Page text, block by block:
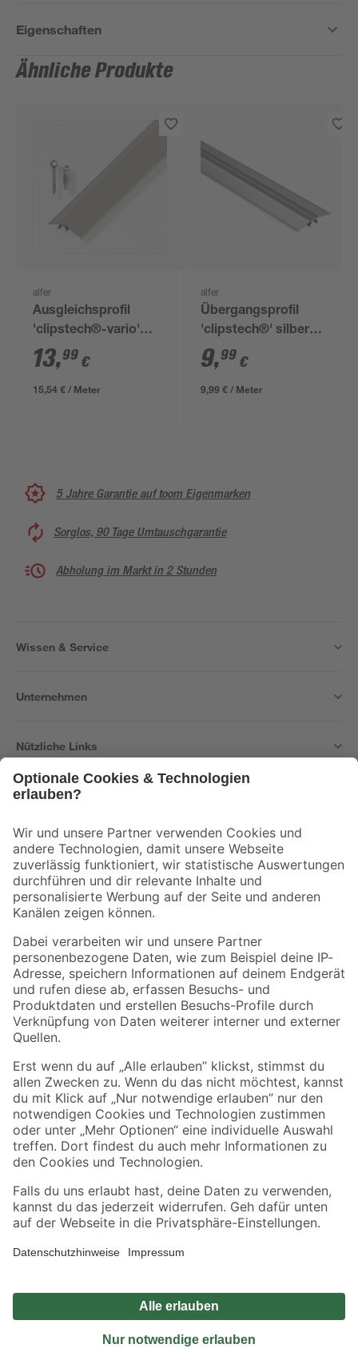
Eigenschaften
Ähnliche Produkte
alfer
Ausgleichsprofil
'clipstech®-vario'
Aluminium titanfarben
900 x 40 mm
13,99 €
15,54 € / Meter
alfer
Übergangsprofil
'clipstech®' silber
1000 x 46 mm
9,99 €
9,99 € / Meter
5 Jahre Garantie auf toom Eigenmarken
Sorglos, 90 Tage Umtauschgarantie
Abholung im Markt in 2 Stunden
Wissen & Service
Unternehmen
Nützliche Links
Der toom Newsletter: Keine Angebote und Aktionen mehr verpassen!
Zur Newsletter Anmeldung
Folge uns
Zahlungsarten Versandarten
Sicher einkaufen
Jetzt die toom-App herunterladen
Alle Preisangaben in EUR inkl. gesetzl. MwSt.. Die dargestellten Angebote sind unter
Umständen nicht in allen Märkten verfügbar. Die angegebenen Verfügbarkeiten beziehen
Produkte nur solange der Vorrat reicht.
*Paketversand ab 59 € versandkostenfrei, gilt nicht für Artikel mit Speditionsversand, hier
Privatsphäre Impressum
Nutzungsbedingungen
Widerrufsrecht
Vertrag widerrufen